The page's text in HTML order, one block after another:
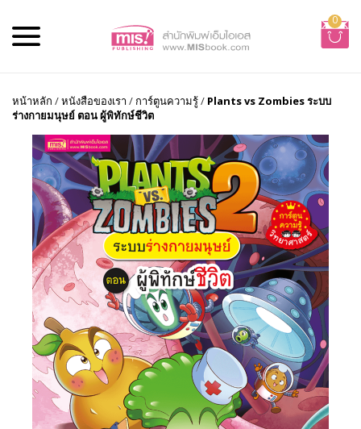
0
หน้าหลัก /หนังสือของเรา / การ์ตูนความรู้/ Plants vs Zombies ระบบ
ร่างกายมนุษย์ ตอน ผู้พิทักษ์ชีวิต